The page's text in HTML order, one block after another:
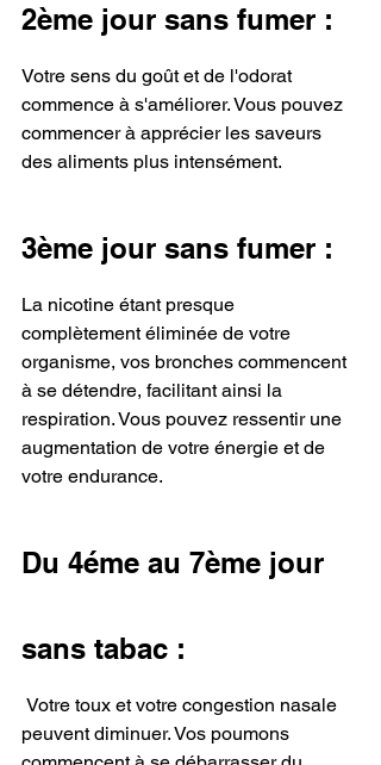
2ème jour sans fumer :
Votre sens du goût et de l'odorat
commence à s'améliorer. Vous pouvez
commencer à apprécier les saveurs
des aliments plus intensément.
3ème jour sans fumer :
La nicotine étant presque
complètement éliminée de votre
organisme, vos bronches commencent
à se détendre, facilitant ainsi la
respiration. Vous pouvez ressentir une
augmentation de votre énergie et de
votre endurance.
Du 4éme au 7ème jour
sans tabac :
peuvent diminuer. Vos poumons